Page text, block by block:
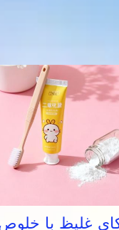
غلیظ با خلوص